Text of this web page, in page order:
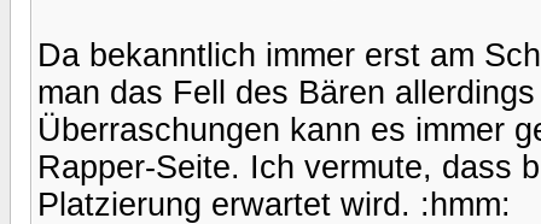
Da bekanntlich immer erst am
man das Fell des Bären
Überraschungen kann es immer
Rapper-Seite. Ich vermute, dass
Platzierung erwartet wird. :hmm: